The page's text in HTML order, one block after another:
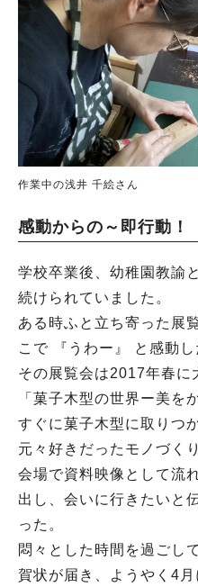
作業中の浅井 千絵さん
感動からの～即行動！
学校卒業後、幼稚園教諭
続けられていました。
ある時ふと立ち寄った展
こで 『うわー』 と感動し
その展覧会は2017年春に
「菓子木型の世界ー美を
すぐに菓子木型に取りつ
元々好きだったモノづく
会場で資料映像として流
出し、会いに行きたいと
った。
悶々とした時間を過ごし
賀状が届き、ようやく4